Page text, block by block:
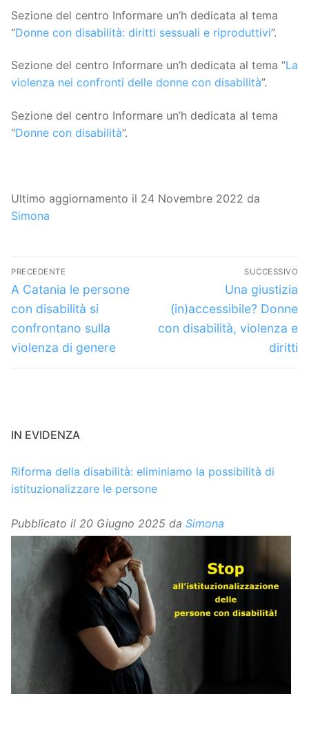
Sezione del centro Informare un’h dedicata al tema
“Donne con disabilità: diritti sessuali e riproduttivi”.
Sezione del centro Informare un’h dedicata al tema “La
violenza nei confronti delle donne con disabilità”.
Sezione del centro Informare un’h dedicata al tema
“Donne con disabilità”.
Ultimo aggiornamento il 24 Novembre 2022 da
Simona
Navigazione
articoli
PRECEDENTE
Articolo
precedente:
A Catania le persone
con disabilità si
confrontano sulla
violenza di genere
SUCCESSIVO
Articolo
successivo:
Una giustizia
(in)accessibile? Donne
con disabilità, violenza e
diritti
IN EVIDENZA
Riforma della disabilità: eliminiamo la possibilità di
istituzionalizzare le persone
Pubblicato il 20 Giugno 2025 da Simona